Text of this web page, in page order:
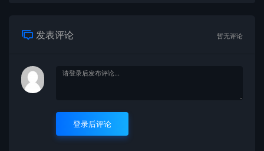
发表评论 暂无评论
登录后评论